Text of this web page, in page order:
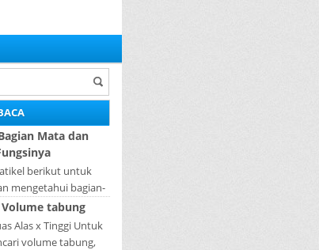
Mata dan
berikut untuk
mengetahui bagian-
dan fungsinya. Mata
yang sangat penting,
mer...
Volume tabung
Alas x Tinggi Untuk
volume tabung,